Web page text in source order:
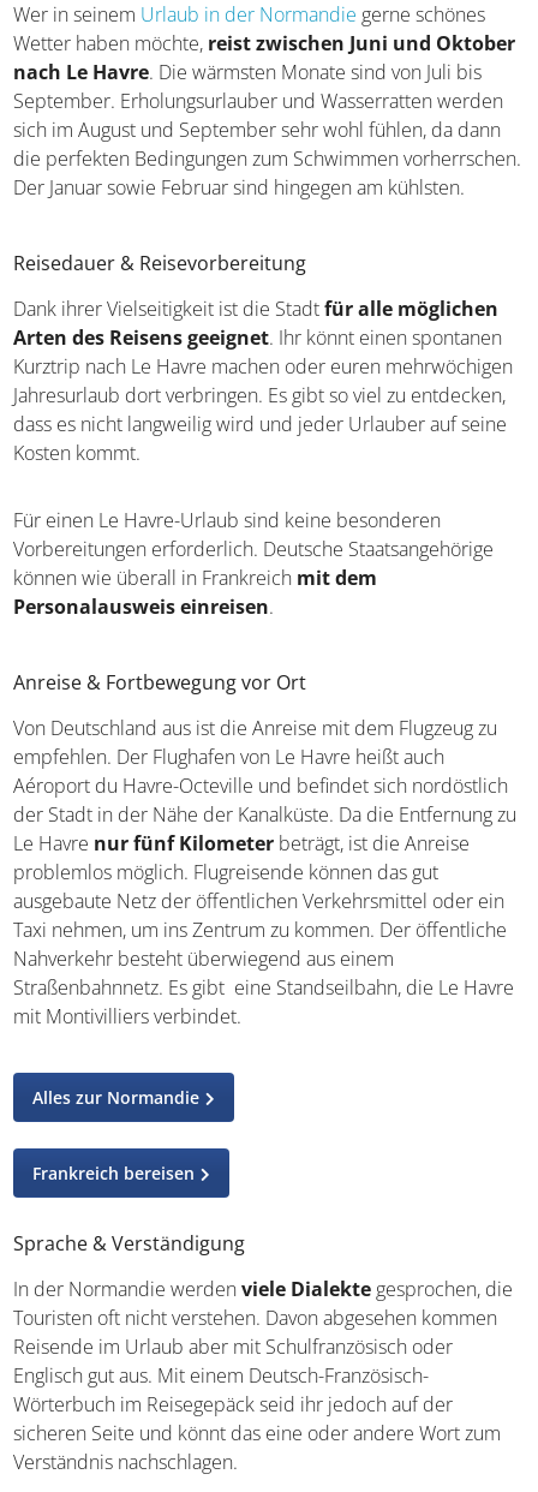
Wer in seinem Urlaub in der Normandie gerne schönes
Wetter haben möchte, reist zwischen Juni und Oktober
nach Le Havre. Die wärmsten Monate sind von Juli bis
September. Erholungsurlauber und Wasserratten werden
sich im August und September sehr wohl fühlen, da dann
die perfekten Bedingungen zum Schwimmen vorherrschen.
Der Januar sowie Februar sind hingegen am kühlsten.
Reisedauer & Reisevorbereitung
Dank ihrer Vielseitigkeit ist die Stadtfür alle möglichen
Arten des Reisens geeignet. Ihr könnt einen spontanen
Kurztrip nach Le Havre machen oder euren mehrwöchigen
Jahresurlaub dort verbringen. Es gibt so viel zu entdecken,
dass es nicht langweilig wird und jeder Urlauber auf seine
Kosten kommt.
Für einen Le Havre-Urlaub sind keine besonderen
Vorbereitungen erforderlich. Deutsche Staatsangehörige
können wie überall in Frankreich mit dem
Personalausweis einreisen.
Anreise & Fortbewegung vor Ort
Von Deutschland aus ist die Anreise mit dem Flugzeug zu
empfehlen. Der Flughafen von Le Havre heißt auch
Aéroport du Havre-Octeville und befindet sich nordöstlich
der Stadt in der Nähe der Kanalküste. Da die Entfernung zu
Le Havre nur fünf Kilometer beträgt, ist die Anreise
problemlos möglich. Flugreisende können das gut
ausgebaute Netz der öffentlichen Verkehrsmittel oder ein
Taxi nehmen, um ins Zentrum zu kommen. Der öffentliche
Nahverkehr besteht überwiegend aus einem
Straßenbahnnetz. Es gibt eine Standseilbahn, die Le Havre
mit Montivilliers verbindet.
Alles zur Normandie
Frankreich bereisen
Sprache & Verständigung
In der Normandie werdenviele Dialektegesprochen, die
Touristen oft nicht verstehen. Davon abgesehen kommen
Reisende im Urlaub aber mit Schulfranzösisch oder
Englisch gut aus. Mit einem Deutsch-Französisch-
Wörterbuch im Reisegepäck seid ihr jedoch auf der
sicheren Seite und könnt das eine oder andere Wort zum
Verständnis nachschlagen.